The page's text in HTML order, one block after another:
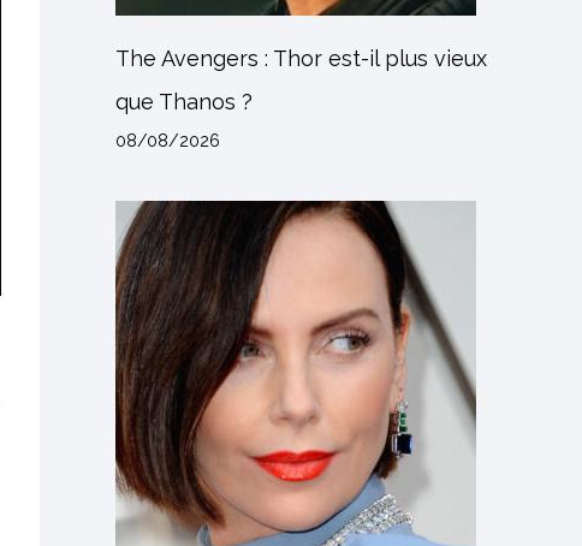
The Avengers : Thor est-il plus vieux
que Thanos ?
08/08/2026